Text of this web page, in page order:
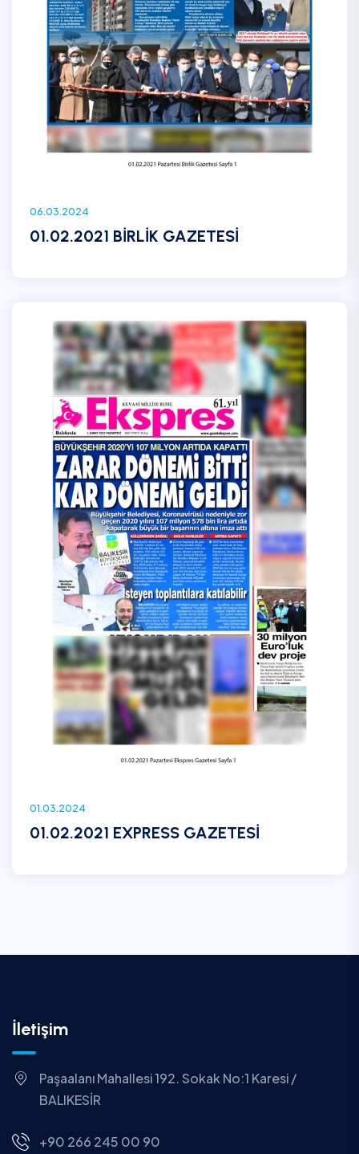
06.03.2024
01.02.2021 BİRLİK GAZETESİ
01.03.2024
01.02.2021 EXPRESS GAZETESİ
İletişim
Paşaalanı Mahallesi 192. Sokak No:1 Karesi /
BALIKESİR
+90 266 245 00 90